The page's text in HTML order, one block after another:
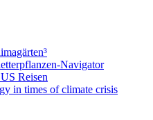
Navigator
Reisen
in times of climate crisis